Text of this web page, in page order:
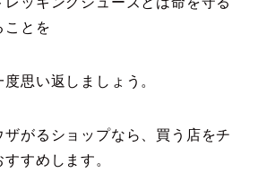
ことを
思い返しましょう。
ザがるショップなら、買う店をチ
すめします。